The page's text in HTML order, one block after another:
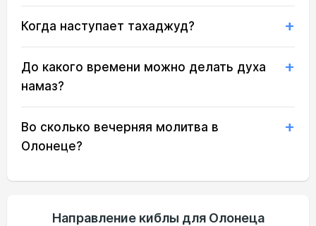
02:50 05:05 12:52 16:55 20:38 22:45
20, Чт 02:52 05:10 12:52 16:52 20:32 22:41
21, Пт 02:53 05:13 12:51 16:50 20:29 22:40
02:54 05:15
Когда наступает тахаджуд?
До какого времени можно делать духа
намаз?
Во сколько вечерняя молитва в
Олонеце?
Направление киблы для Олонеца